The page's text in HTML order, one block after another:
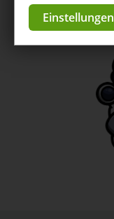
zur App im Store
Einstellungen